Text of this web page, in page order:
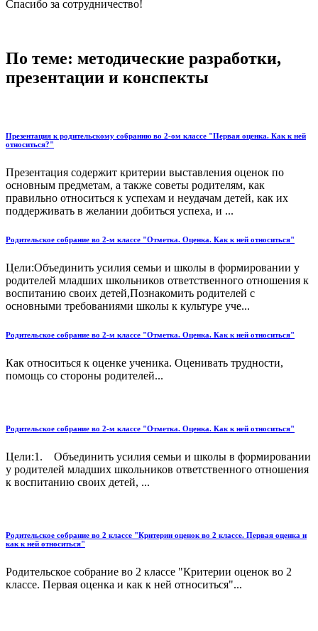
Спасибо за сотрудничество!
По теме: методические разработки,
презентации и конспекты
Презентация к родительскому собранию во 2-ом классе "Первая оценка. Как к ней
относиться?"
Презентация содержит критерии выставления оценок по
основным предметам, а также советы родителям, как
правильно относиться к успехам и неудачам детей, как их
поддерживать в желании добиться успеха, и ...
Родительское собрание во 2-м классе "Отметка. Оценка. Как к ней относиться"
Цели:Объединить усилия семьи и школы в формировании у
родителей младших школьников ответственного отношения к
воспитанию своих детей,Познакомить родителей с
основными требованиями школы к культуре уче...
Родительское собрание во 2-м классе "Отметка. Оценка. Как к ней относиться"
Как относиться к оценке ученика. Оценивать трудности,
помощь со стороны родителей...
Родительское собрание во 2-м классе "Отметка. Оценка. Как к ней относиться"
Цели:1. Объединить усилия семьи и школы в формировании
у родителей младших школьников ответственного отношения
к воспитанию своих детей, ...
Родительское собрание во 2 классе "Критерии оценок во 2 классе. Первая оценка и
как к ней относиться"
Родительское собрание во 2 классе "Критерии оценок во 2
классе. Первая оценка и как к ней относиться"...